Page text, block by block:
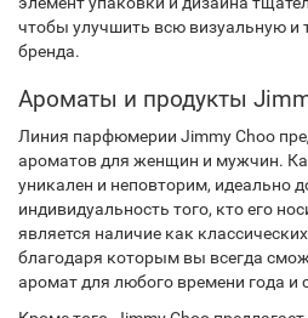
чтобы улучшить всю визуальную и
бренда.
Ароматы и продукты
Линия парфюмерии Jimmy Choo
ароматов для женщин и мужчин.
уникален и неповторим, идеально
индивидуальность того, кто его
является наличие как
благодаря которым вы всегда
аромат для любого времени года и